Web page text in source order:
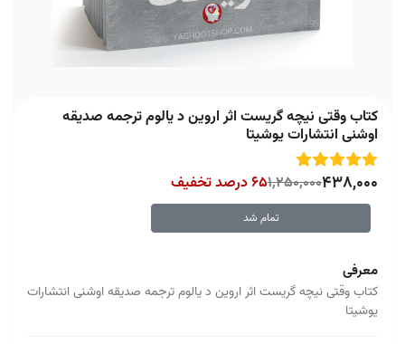
کتاب وقتی نیچه گریست اثر اروین د یالوم ترجمه صدیقه
اوشنی انتشارات یوشیتا
438,000
1,250,00065 درصد تخفیف
تمام شد
معرفی
کتاب وقتی نیچه گریست اثر اروین د یالوم ترجمه صدیقه اوشنی انتشارات
یوشیتا